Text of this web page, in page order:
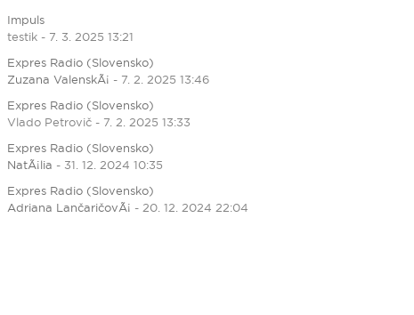
Impuls
testik - 7. 3. 2025 13:21
Expres Radio (Slovensko)
Zuzana ValenskÃ¡ - 7. 2. 2025 13:46
Expres Radio (Slovensko)
Vlado Petrovič - 7. 2. 2025 13:33
Expres Radio (Slovensko)
NatÃ¡lia - 31. 12. 2024 10:35
Expres Radio (Slovensko)
Adriana LančaričovÃ¡ - 20. 12. 2024 22:04